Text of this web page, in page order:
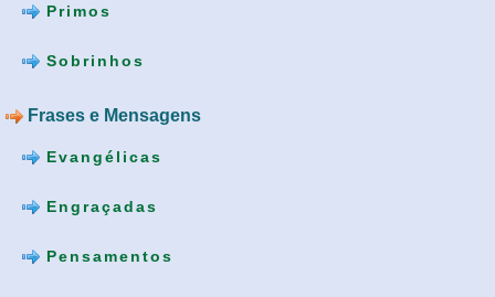
Primos
Sobrinhos
Frases e Mensagens
Evangélicas
Engraçadas
Pensamentos